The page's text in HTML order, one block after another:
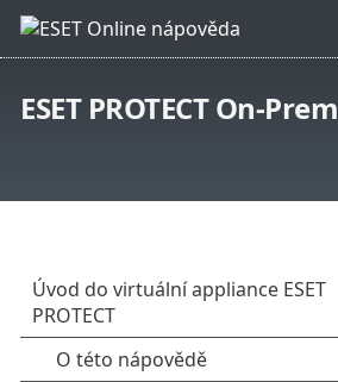
ESET PROTECT On-Prem